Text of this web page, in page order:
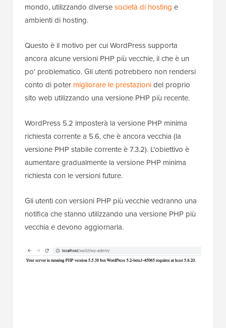
mondo, utilizzando diversesocietà di hosting e
ambienti di hosting.
Questo è il motivo per cui WordPress supporta
ancora alcune versioni PHP più vecchie, il che è un
po' problematico. Gli utenti potrebbero non rendersi
conto di poter migliorare le prestazionidel proprio
sito web utilizzando una versione PHP più recente.
WordPress 5.2 imposterà la versione PHP minima
richiesta corrente a 5.6, che è ancora vecchia (la
versione PHP stabile corrente è 7.3.2). L'obiettivo è
aumentare gradualmente la versione PHP minima
richiesta con le versioni future.
Gli utenti con versioni PHP più vecchie vedranno una
notifica che stanno utilizzando una versione PHP più
vecchia e devono aggiornarla.